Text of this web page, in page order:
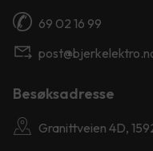
69 02 16 99
Besøksadresse
Granittveien 4D,